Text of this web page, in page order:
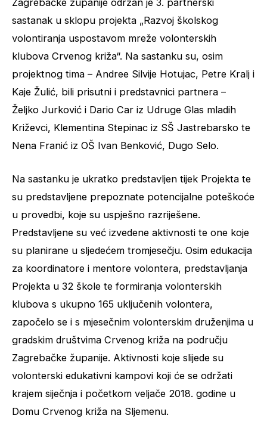
sastanak u sklopu projekta „Razvoj školskog
volontiranja uspostavom mreže volonterskih
klubova Crvenog križa“. Na sastanku su, osim
projektnog tima – Andree Silvije Hotujac, Petre Kralj i
Kaje Žulić, bili prisutni i predstavnici partnera –
Željko Jurković i Dario Car iz Udruge Glas mladih
Križevci, Klementina Stepinac iz SŠ Jastrebarsko te
Nena Franić iz OŠ Ivan Benković, Dugo Selo.
Na sastanku je ukratko predstavljen tijek Projekta te
su predstavljene prepoznate potencijalne poteškoće
u provedbi, koje su uspješno razriješene.
Predstavljene su već izvedene aktivnosti te one koje
su planirane u sljedećem tromjesečju. Osim edukacija
za koordinatore i mentore volontera, predstavljanja
Projekta u 32 škole te formiranja volonterskih
klubova s ukupno 165 uključenih volontera,
započelo se i s mjesečnim volonterskim druženjima u
gradskim društvima Crvenog križa na području
Zagrebačke županije. Aktivnosti koje slijede su
volonterski edukativni kampovi koji će se održati
krajem siječnja i početkom veljače 2018. godine u
Domu Crvenog križa na Sljemenu.